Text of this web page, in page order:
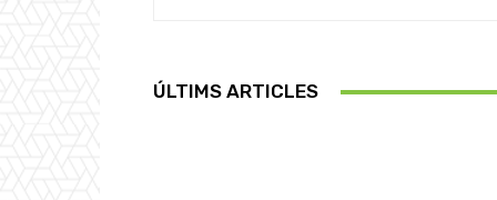
ÚLTIMS ARTICLES